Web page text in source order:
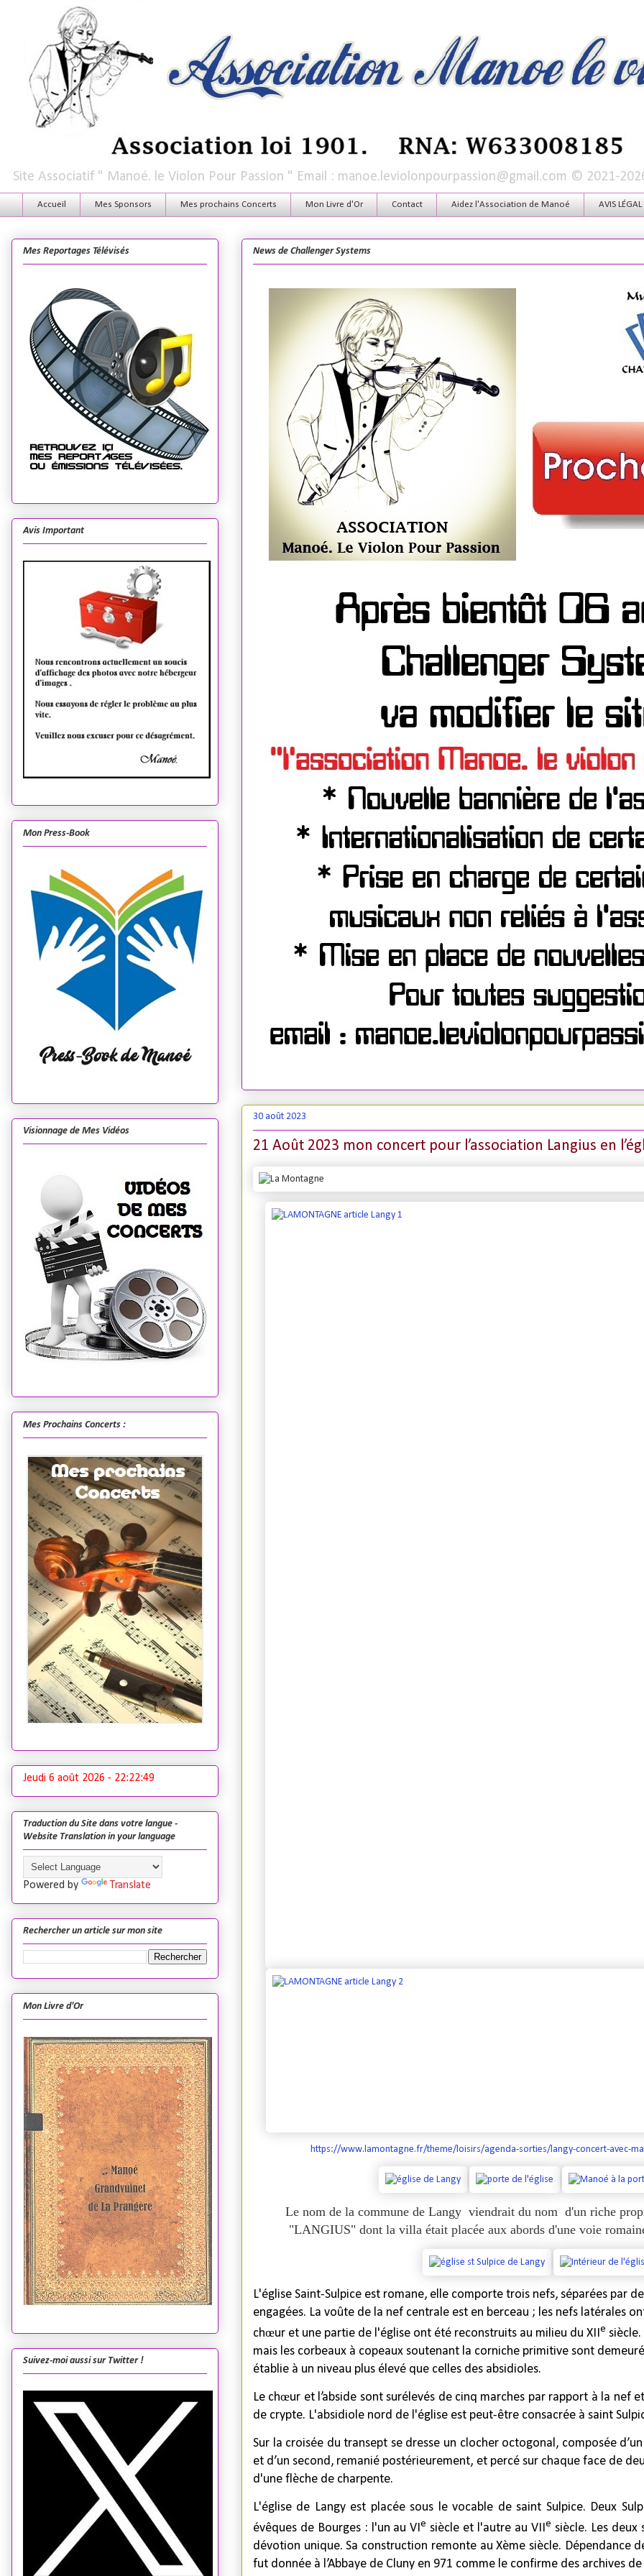
Site Associatif " Manoé. le Violon Pour Passion " Email : manoe.leviolonpourpassion@gmail.com © 2021-
Accueil Mes Sponsors Mes prochains Concerts Mon Livre d'Or Contact Aidez l'Association de Manoé AVIS LÉGAL
News de Challenger Systems
30 août 2023
21 Août 2023 mon concert pour l’association Langius en
https://www.lamontagne.fr/theme/loisirs/agenda-sorties/langy-concert-avec-
Le nom de la commune de Langy viendrait du nom d'un riche
"LANGIUS" dont la villa était placée aux abords d'une voie
L'église Saint-Sulpice est romane, elle comporte trois nefs, séparées par
engagées. La voûte de la nef centrale est en berceau ; les nefs latérales
chœur et une partie de l'église ont été reconstruits au milieu du XIIe siècle.
mais les corbeaux à copeaux soutenant la corniche primitive sont
établie à un niveau plus élevé que celles des absidioles.
Le chœur et l’abside sont surélevés de cinq marches par rapport à la nef
de crypte. L'absidiole nord de l'église est peut-être consacrée à saint
Sur la croisée du transept se dresse un clocher octogonal, composée
et d’un second, remanié postérieurement, et percé sur chaque face de
d'une flèche de charpente.
L'église de Langy est placée sous le vocable desaint Sulpice. Deux
évêques de Bourges : l'un au VIe siècle et l'autre au VIIe siècle. Les deux
dévotion unique. Sa construction remonte au Xème siècle. Dépendance
fut donnée à l’Abbaye de Cluny en 971 comme le confirme des archives
Mes Reportages Télévisés
Avis Important
Mon Press-Book
Visionnage de Mes Vidéos
Mes Prochains Concerts :
Jeudi 6 août 2026 - 22:22:50
Traduction du Site dans votre langue -
Website Translation in your language
Powered by Translate
Rechercher un article sur mon site
Mon Livre d'Or
Suivez-moi aussi sur Twitter !